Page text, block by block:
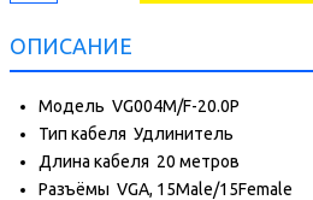
ОПИСАНИЕ
Модель VG004M/F-20.0P
Тип кабеля Удлинитель
Длина кабеля 20 метров
Разъёмы VGA, 15Male/15Female